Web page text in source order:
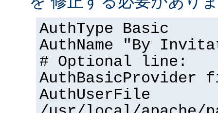
AuthType Basic
AuthName "By
# Optional line:
AuthBasicProvider
AuthUserFile